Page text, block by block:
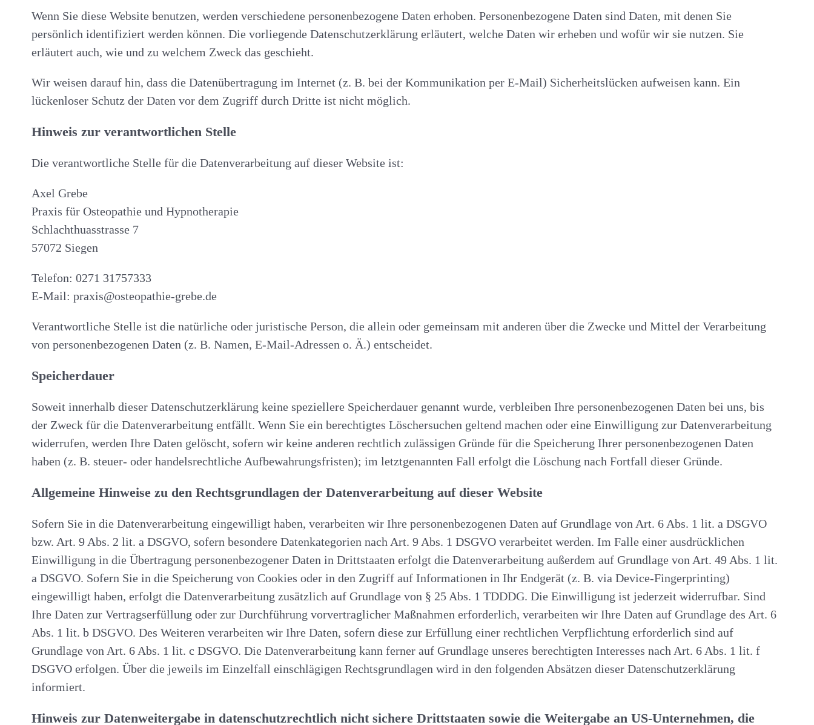
Wenn Sie diese Website benutzen, werden verschiedene personenbezogene Daten erhoben. Personenbezogene Daten sind Daten, mit denen Sie
persönlich identifiziert werden können. Die vorliegende Datenschutzerklärung erläutert, welche Daten wir erheben und wofür wir sie nutzen. Sie
erläutert auch, wie und zu welchem Zweck das geschieht.
Wir weisen darauf hin, dass die Datenübertragung im Internet (z. B. bei der Kommunikation per E-Mail) Sicherheitslücken aufweisen kann. Ein
lückenloser Schutz der Daten vor dem Zugriff durch Dritte ist nicht möglich.
Hinweis zur verantwortlichen Stelle
Die verantwortliche Stelle für die Datenverarbeitung auf dieser Website ist:
Axel Grebe
Praxis für Osteopathie und Hypnotherapie
Schlachthuasstrasse 7
57072 Siegen
Telefon: 0271 31757333
E-Mail: praxis@osteopathie-grebe.de
Verantwortliche Stelle ist die natürliche oder juristische Person, die allein oder gemeinsam mit anderen über die Zwecke und Mittel der Verarbeitung
von personenbezogenen Daten (z. B. Namen, E-Mail-Adressen o. Ä.) entscheidet.
Speicherdauer
Soweit innerhalb dieser Datenschutzerklärung keine speziellere Speicherdauer genannt wurde, verbleiben Ihre personenbezogenen Daten bei uns, bis
der Zweck für die Datenverarbeitung entfällt. Wenn Sie ein berechtigtes Löschersuchen geltend machen oder eine Einwilligung zur Datenverarbeitung
widerrufen, werden Ihre Daten gelöscht, sofern wir keine anderen rechtlich zulässigen Gründe für die Speicherung Ihrer personenbezogenen Daten
haben (z. B. steuer- oder handelsrechtliche Aufbewahrungsfristen); im letztgenannten Fall erfolgt die Löschung nach Fortfall dieser Gründe.
Allgemeine Hinweise zu den Rechtsgrundlagen der Datenverarbeitung auf dieser Website
Sofern Sie in die Datenverarbeitung eingewilligt haben, verarbeiten wir Ihre personenbezogenen Daten auf Grundlage von Art. 6 Abs. 1 lit. a DSGVO
bzw. Art. 9 Abs. 2 lit. a DSGVO, sofern besondere Datenkategorien nach Art. 9 Abs. 1 DSGVO verarbeitet werden. Im Falle einer ausdrücklichen
Einwilligung in die Übertragung personenbezogener Daten in Drittstaaten erfolgt die Datenverarbeitung außerdem auf Grundlage von Art. 49 Abs. 1 lit.
a DSGVO. Sofern Sie in die Speicherung von Cookies oder in den Zugriff auf Informationen in Ihr Endgerät (z. B. via Device-Fingerprinting)
eingewilligt haben, erfolgt die Datenverarbeitung zusätzlich auf Grundlage von § 25 Abs. 1 TDDDG. Die Einwilligung ist jederzeit widerrufbar. Sind
Ihre Daten zur Vertragserfüllung oder zur Durchführung vorvertraglicher Maßnahmen erforderlich, verarbeiten wir Ihre Daten auf Grundlage des Art. 6
Abs. 1 lit. b DSGVO. Des Weiteren verarbeiten wir Ihre Daten, sofern diese zur Erfüllung einer rechtlichen Verpflichtung erforderlich sind auf
Grundlage von Art. 6 Abs. 1 lit. c DSGVO. Die Datenverarbeitung kann ferner auf Grundlage unseres berechtigten Interesses nach Art. 6 Abs. 1 lit. f
DSGVO erfolgen. Über die jeweils im Einzelfall einschlägigen Rechtsgrundlagen wird in den folgenden Absätzen dieser Datenschutzerklärung
informiert.
Hinweis zur Datenweitergabe in datenschutzrechtlich nicht sichere Drittstaaten sowie die Weitergabe an US-Unternehmen, die